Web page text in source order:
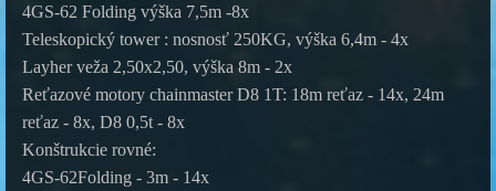
4GS-62 Folding výška 7,5m -8x
Teleskopický tower : nosnosť 250KG, výška 6,4m - 4x
Layher veža 2,50x2,50, výška 8m - 2x
Reťazové motory chainmaster D8 1T: 18m reťaz - 14x, 24m
reťaz - 8x, D8 0,5t - 8x
Konštrukcie rovné:
4GS-62Folding - 3m - 14x